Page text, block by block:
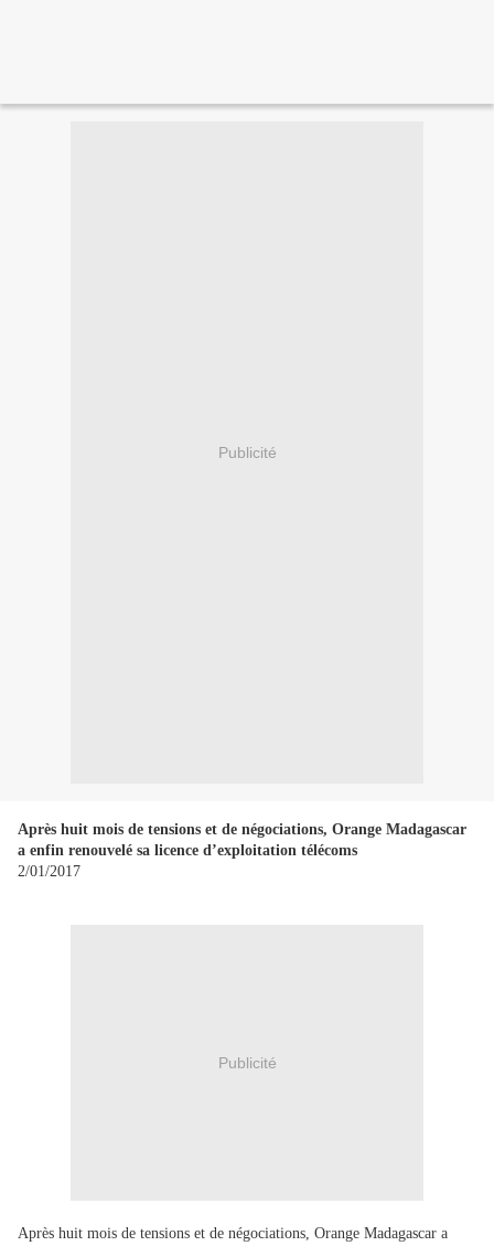
Publicité
Après huit mois de tensions et de négociations, Orange Madagascar
a enfin renouvelé sa licence d’exploitation télécoms
2/01/2017
Publicité
Après huit mois de tensions et de négociations, Orange Madagascar a